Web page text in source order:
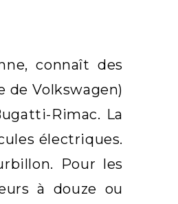
connaît des
de Volkswagen)
Rimac. La
électriques.
Pour les
à douze ou